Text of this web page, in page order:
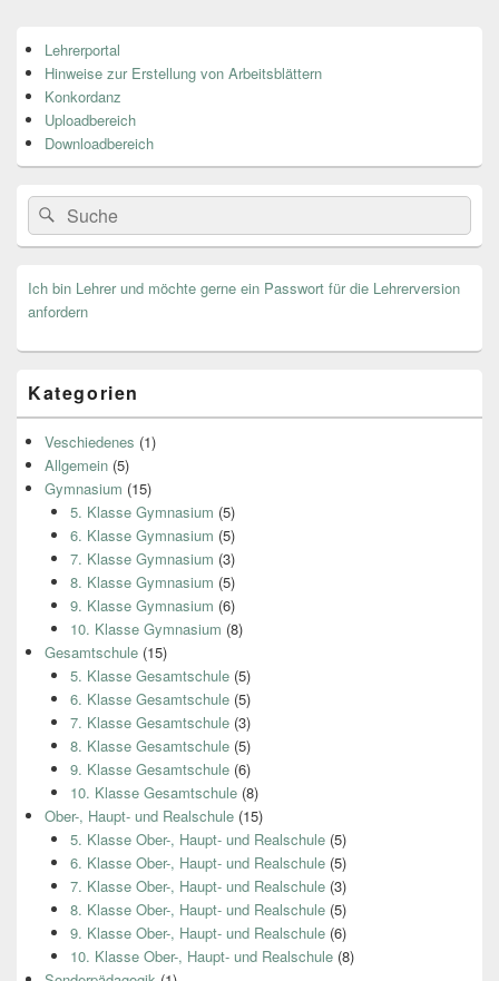
Seitenleisten
Widget-
Bereich
Lehrerportal
Hinweise zur Erstellung von Arbeitsblättern
Konkordanz
Uploadbereich
Downloadbereich
Search
for:
Suche
Ich bin Lehrer und möchte gerne ein Passwort für die Lehrerversion
anfordern
Kategorien
Veschiedenes (1)
Allgemein (5)
Gymnasium (15)
5. Klasse Gymnasium (5)
6. Klasse Gymnasium (5)
7. Klasse Gymnasium (3)
8. Klasse Gymnasium (5)
9. Klasse Gymnasium (6)
10. Klasse Gymnasium (8)
Gesamtschule (15)
5. Klasse Gesamtschule(5)
6. Klasse Gesamtschule(5)
7. Klasse Gesamtschule(3)
8. Klasse Gesamtschule(5)
9. Klasse Gesamtschule(6)
10. Klasse Gesamtschule(8)
Ober-, Haupt- und Realschule (15)
5. Klasse Ober-, Haupt- und Realschule(5)
6. Klasse Ober-, Haupt- und Realschule(5)
7. Klasse Ober-, Haupt- und Realschule(3)
8. Klasse Ober-, Haupt- und Realschule(5)
9. Klasse Ober-, Haupt- und Realschule(6)
10. Klasse Ober-, Haupt- und Realschule(8)